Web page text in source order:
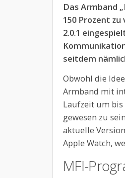
Das Armband
150 Prozent
2.0.1
seitdem
Obwohl die
Armband mit
Laufzeit um bis
gewesen zu
aktuelle
Apple Watch,
MFI-